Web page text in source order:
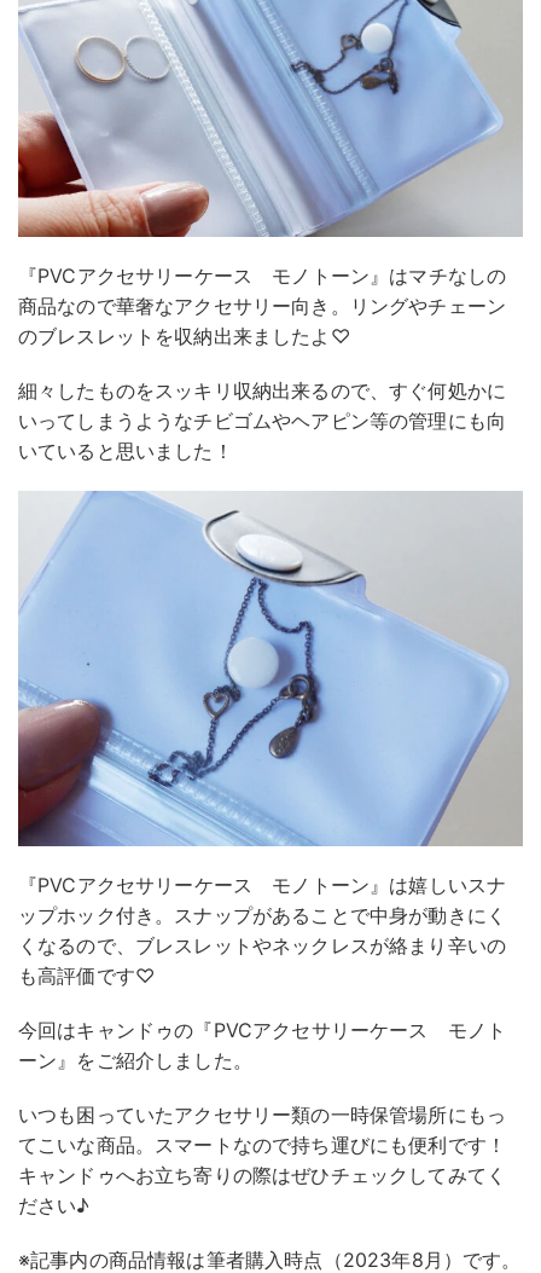
『PVCアクセサリーケース モノトーン』はマチなしの
商品なので華奢なアクセサリー向き。リングやチェーン
のブレスレットを収納出来ましたよ♡
細々したものをスッキリ収納出来るので、すぐ何処かに
いってしまうようなチビゴムやヘアピン等の管理にも向
いていると思いました！
『PVCアクセサリーケース モノトーン』は嬉しいスナ
ップホック付き。スナップがあることで中身が動きにく
くなるので、ブレスレットやネックレスが絡まり辛いの
も高評価です♡
今回はキャンドゥの『PVCアクセサリーケース モノト
ーン』をご紹介しました。
いつも困っていたアクセサリー類の一時保管場所にもっ
てこいな商品。スマートなので持ち運びにも便利です！
キャンドゥへお立ち寄りの際はぜひチェックしてみてく
ださい♪
※記事内の商品情報は筆者購入時点（2023年8月）です。